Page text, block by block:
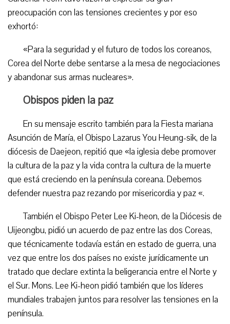
preocupación con las tensiones crecientes y por eso
exhortó:
«Para la seguridad y el futuro de todos los coreanos,
Corea del Norte debe sentarse a la mesa de negociaciones
y abandonar sus armas nucleares».
Obispos piden la paz
En su mensaje escrito también para la Fiesta mariana
Asunción de María, el Obispo Lazarus You Heung-sik, de la
diócesis de Daejeon, repitió que «la iglesia debe promover
la cultura de la paz y la vida contra la cultura de la muerte
que está creciendo en la península coreana. Debemos
defender nuestra paz rezando por misericordia y paz «.
También el Obispo Peter Lee Ki-heon, de la Diócesis de
Uijeongbu, pidió un acuerdo de paz entre las dos Coreas,
que técnicamente todavía están en estado de guerra, una
vez que entre los dos países no existe jurídicamente un
tratado que declare extinta la beligerancia entre el Norte y
el Sur. Mons. Lee Ki-heon pidió también que los líderes
mundiales trabajen juntos para resolver las tensiones en la
península.